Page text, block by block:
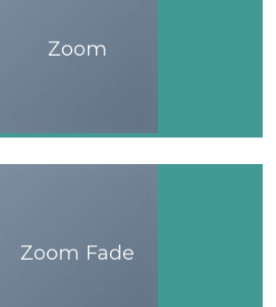
Zoom
Zoom Fade